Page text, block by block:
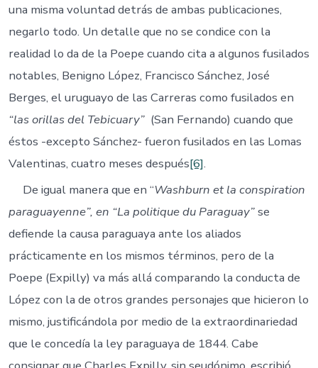
una misma voluntad detrás de ambas publicaciones,
negarlo todo. Un detalle que no se condice con la
realidad lo da de la Poepe cuando cita a algunos fusilados
notables, Benigno López, Francisco Sánchez, José
Berges, el uruguayo de las Carreras como fusilados en
“las orillas del Tebicuary”(San Fernando) cuando que
éstos -excepto Sánchez- fueron fusilados en las Lomas
Valentinas, cuatro meses después[6].
De igual manera que en “Washburn et la conspiration
paraguayenne”, en “La politique du Paraguay”se
defiende la causa paraguaya ante los aliados
prácticamente en los mismos términos, pero de la
Poepe (Expilly) va más allá comparando la conducta de
López con la de otros grandes personajes que hicieron lo
mismo, justificándola por medio de la extraordinariedad
que le concedía la ley paraguaya de 1844. Cabe